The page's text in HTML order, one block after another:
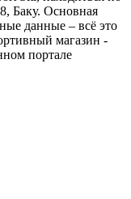
Баку. Основная
данные – всё это
магазин -
портале